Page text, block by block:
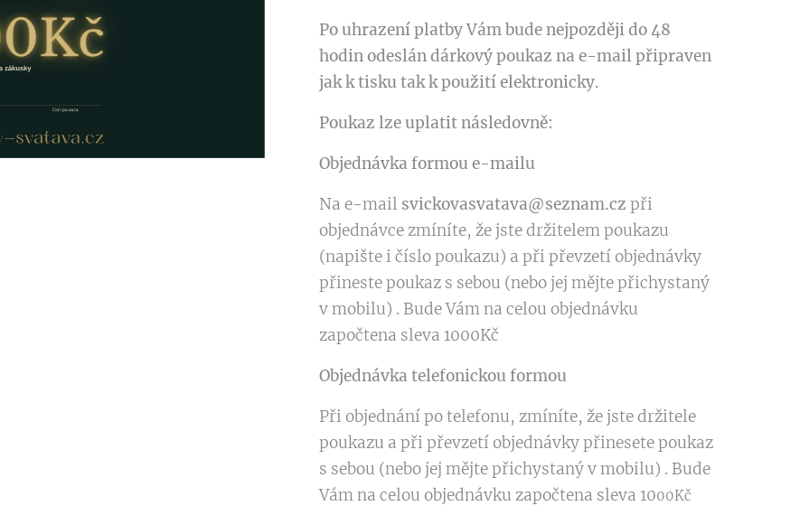
Po uhrazení platby Vám bude nejpozději do 48
hodin odeslán dárkový poukaz na e-mail připraven
jak k tisku tak k použití elektronicky.
Poukaz lze uplatit následovně:
Objednávka formou e-mailu
Na e-mail svickovasvatava@seznam.cz při
objednávce zmíníte, že jste držitelem poukazu
(napište i číslo poukazu) a při převzetí objednávky
přineste poukaz s sebou (nebo jej mějte přichystaný
v mobilu) . Bude Vám na celou objednávku
započtena sleva 1000Kč
Objednávka telefonickou formou
Při objednání po telefonu, zmíníte, že jste držitele
poukazu a při převzetí objednávky přinesete poukaz
s sebou (nebo jej mějte přichystaný v mobilu) . Bude
Vám na celou objednávku započtena sleva 1000Kč